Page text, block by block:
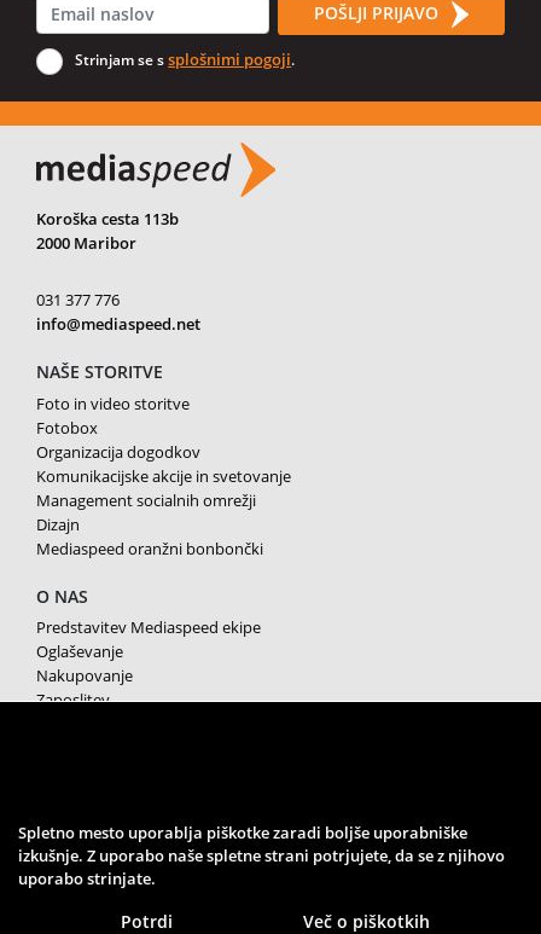
POŠLJI PRIJAVO
Strinjam se ssplošnimi pogoji.
Koroška cesta 113b
2000 Maribor
031 377 776
info@mediaspeed.net
NAŠE STORITVE
Foto in video storitve
Fotobox
Organizacija dogodkov
Komunikacijske akcije in svetovanje
Management socialnih omrežji
Dizajn
Mediaspeed oranžni bonbončki
O NAS
Predstavitev Mediaspeed ekipe
Oglaševanje
Nakupovanje
Zaposlitev
SPREMLJAJTE NAS
Spletno mesto uporablja piškotke zaradi boljše uporabniške
izkušnje. Z uporabo naše spletne strani potrjujete, da se z njihovo
uporabo strinjate.
Potrdi Več o piškotkih